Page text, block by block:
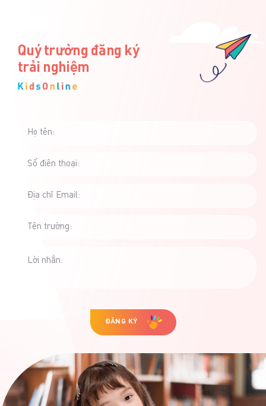
quả rõ rệt trong […]
Quý trường đăng ký
trải nghiệm
Họ tên:
Số điên thoại:
Địa chỉ Email:
Tên trường:
Lời nhắn:
ĐĂNG KÝ